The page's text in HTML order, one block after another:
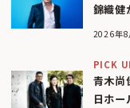
錦織健
2026年8
PICK
青木尚
日ホー